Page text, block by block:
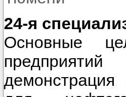
24-я
Основные
предприятий
демонстрация